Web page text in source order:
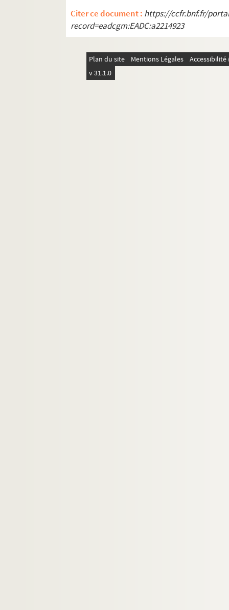
Citer ce document : https://ccfr.bnf.fr/
record=eadcgm:EADC:a2214923
Plan du site Mentions Légales
v 31.1.0